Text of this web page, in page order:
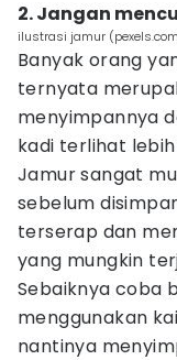
2. Jangan
ilustrasi jamur
Banyak orang
ternyata
menyimpannya
kadi terlihat
Jamur sangat
sebelum
terserap dan
yang mungkin
Sebaiknya coba
menggunakan
nantinya